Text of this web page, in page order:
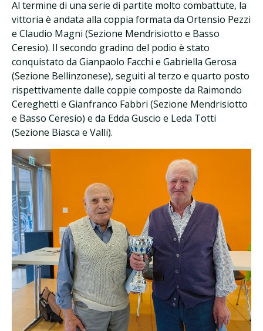
Al termine di una serie di partite molto combattute, la
vittoria è andata alla coppia formata da Ortensio Pezzi
e Claudio Magni (Sezione Mendrisiotto e Basso
Ceresio). Il secondo gradino del podio è stato
conquistato da Gianpaolo Facchi e Gabriella Gerosa
(Sezione Bellinzonese), seguiti al terzo e quarto posto
rispettivamente dalle coppie composte da Raimondo
Cereghetti e Gianfranco Fabbri (Sezione Mendrisiotto
e Basso Ceresio) e da Edda Guscio e Leda Totti
(Sezione Biasca e Valli).